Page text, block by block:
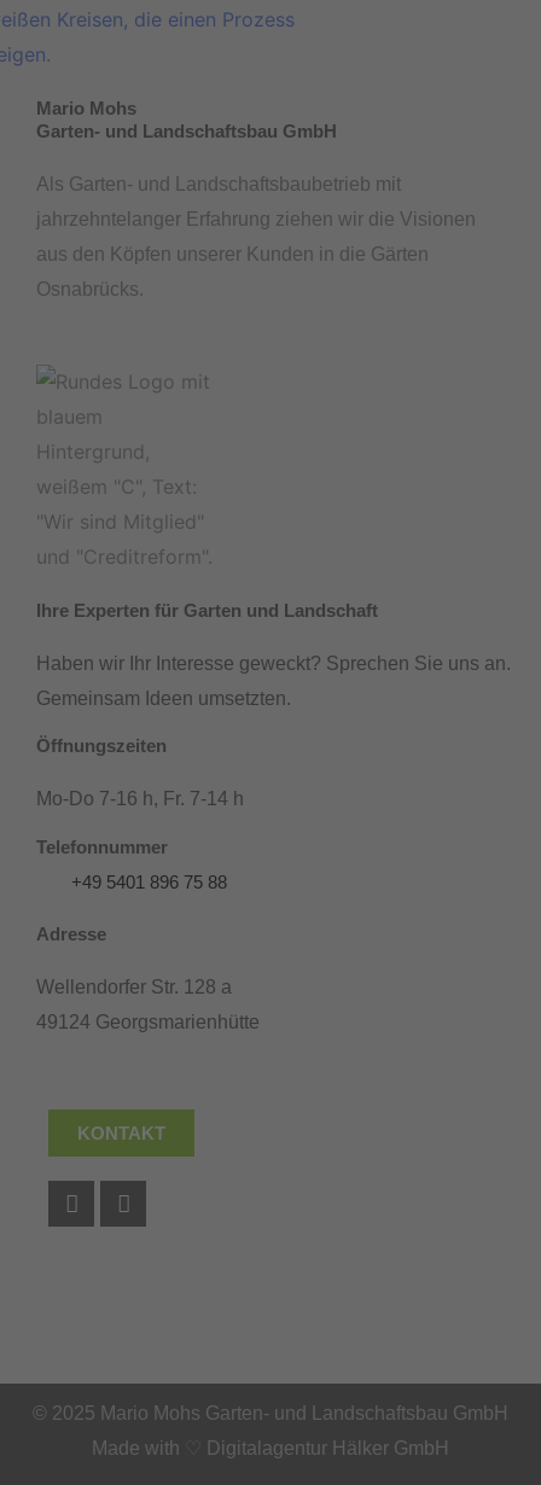
Mario Mohs
Garten- und Landschaftsbau GmbH
Als Garten- und Landschaftsbaubetrieb mit
jahrzehntelanger Erfahrung ziehen wir die Visionen
aus den Köpfen unserer Kunden in die Gärten
Osnabrücks.
Ihre Experten für Garten und Landschaft
Haben wir Ihr Interesse geweckt? Sprechen Sie uns an.
Gemeinsam Ideen umsetzten.
Öffnungszeiten
Mo-Do 7-16 h, Fr. 7-14 h
Telefonnummer
+49 5401 896 75 88
Adresse
Wellendorfer Str. 128 a
49124 Georgsmarienhütte
KONTAKT
FacebookInstagram
© 2025 Mario Mohs Garten- und Landschaftsbau GmbH
Made with ♡ Digitalagentur Hälker GmbH